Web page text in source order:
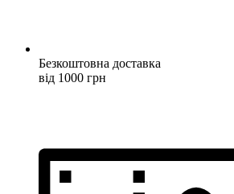
Безкоштовна доставка
від 1000 грн